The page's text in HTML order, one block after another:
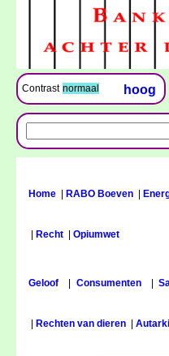
Contrast normaal hoog
Home RABO Boeven
Recht Opiumwet
Geloof Consumenten|
Rechten van dieren